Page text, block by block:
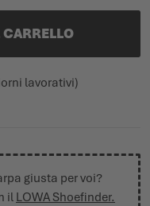
lavorativi)
giusta per voi?
il LOWA Shoefinder.